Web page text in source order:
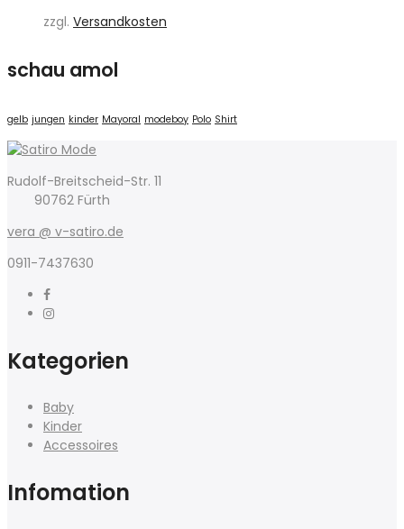
zzgl. Versandkosten
schau amol
gelb jungen kinder Mayoral modeboy Polo Shirt
Rudolf-Breitscheid-Str. 11
90762 Fürth
vera @ v-satiro.de
0911-7437630
Kategorien
Baby
Kinder
Accessoires
Infomation